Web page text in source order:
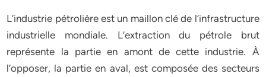
L’industrie pétrolière est un maillon clé de l’infrastructure
industrielle mondiale. L’extraction du pétrole brut
représente la partie en amont de cette industrie. À
l’opposer, la partie en aval, est composée des secteurs